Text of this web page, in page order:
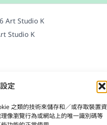
定
之類的技術來儲存和／或存取裝置資
像瀏覽行為或網站上的唯一識別碼等
Art Studio K
Studio K
使用說明